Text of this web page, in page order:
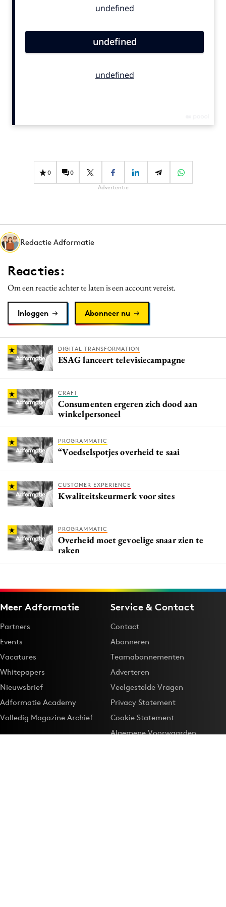
Contentmarketing
Effectiviteit
Gedragsverandering
Martech
Media
Merkstrategie
PR
Programmatic
Reputatie & crisis
0 0
Advertentie
Redactie Adformatie
Reacties:
Om een reactie achter te laten is een account vereist.
Inloggen Abonneer nu
DIGITAL TRANSFORMATION
ESAG lanceert televisiecampagne
CRAFT
Consumenten ergeren zich dood aan
winkelpersoneel
PROGRAMMATIC
“Voedselspotjes overheid te saai
CUSTOMER EXPERIENCE
Kwaliteitskeurmerk voor sites
PROGRAMMATIC
Overheid moet gevoelige snaar zien te
raken
Meer Adformatie
Partners
Events
Vacatures
Whitepapers
Nieuwsbrief
Adformatie Academy
Volledig Magazine Archief
Service & Contact
Contact
Abonneren
Teamabonnementen
Adverteren
Veelgestelde Vragen
Privacy Statement
Cookie Statement
Algemene Voorwaarden